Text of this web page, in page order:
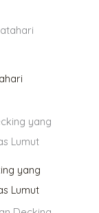
yang
Lumut